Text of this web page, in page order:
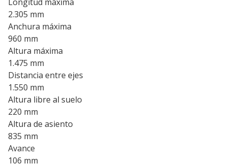
2.305 mm
Anchura máxima
960 mm
Altura máxima
1.475 mm
Distancia entre ejes
1.550 mm
Altura libre al suelo
220 mm
Altura de asiento
835 mm
Avance
106 mm